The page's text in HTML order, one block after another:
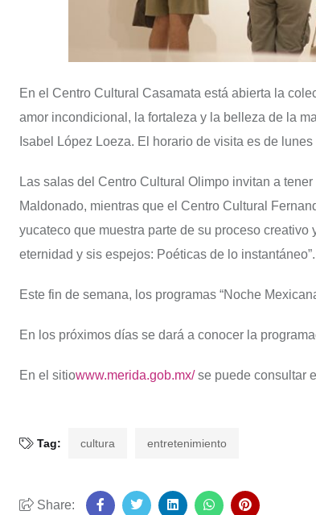
En el Centro Cultural Casamata está abierta la
amor incondicional, la fortaleza y la belleza de la
Isabel López Loeza. El horario de visita es de
Las salas del Centro Cultural Olimpo invitan a
Maldonado, mientras que el Centro Cultural
yucateco que muestra parte de su proceso
eternidad y sis espejos: Poéticas de lo instantáneo”.
Este fin de semana, los programas “Noche
En los próximos días se dará a conocer la
En el sitiowww.merida.gob.mx/se puede consultar
Tag: cultura entretenimiento
Share: